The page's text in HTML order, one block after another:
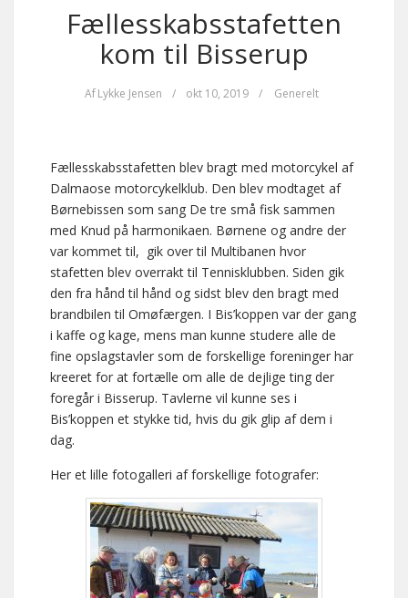
Fællesskabsstafetten
kom til Bisserup
AfLykke Jensen / okt 10, 2019 / Generelt
Fællesskabsstafetten blev bragt med motorcykel af
Dalmaose motorcykelklub. Den blev modtaget af
Børnebissen som sang De tre små fisk sammen
med Knud på harmonikaen. Børnene og andre der
var kommet til, gik over til Multibanen hvor
stafetten blev overrakt til Tennisklubben. Siden gik
den fra hånd til hånd og sidst blev den bragt med
brandbilen til Omøfærgen. I Bis’koppen var der gang
i kaffe og kage, mens man kunne studere alle de
fine opslagstavler som de forskellige foreninger har
kreeret for at fortælle om alle de dejlige ting der
foregår i Bisserup. Tavlerne vil kunne ses i
Bis’koppen et stykke tid, hvis du gik glip af dem i
dag.
Her et lille fotogalleri af forskellige fotografer: